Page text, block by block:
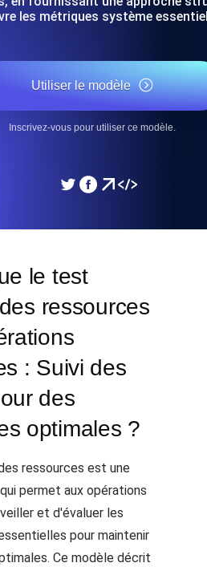
les métriques système
Utiliser le modèle
Inscrivez-vous pour utiliser ce modèle.
le test
ressources
: Suivi des
des
optimales ?
ressources est une
permet aux opérations
et d'évaluer les
pour maintenir
Ce modèle décrit